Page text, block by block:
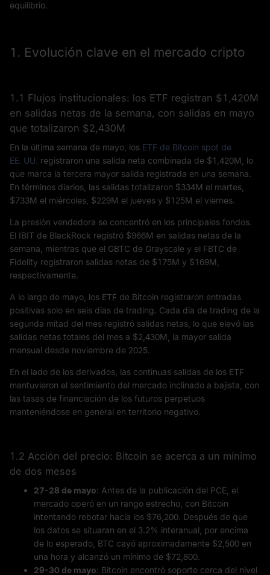
equilibrio.
1. Evolución clave en el mercado cripto
1.1 Flujos institucionales: los ETF registran $1,420M
en salidas netas de la semana, con salidas en mayo
que totalizaron $2,430M
En la última semana de mayo, los ETF de Bitcoin spot de
EE. UU. registraron una salida neta combinada de $1,420M, lo
que marca la tercera mayor salida registrada en una semana.
En términos diarios, las salidas totalizaron $334M el martes,
$733M el miércoles, $229M el jueves y $125M el viernes.
La presión vendedora se concentró en los principales fondos.
El IBIT de BlackRock registró $966M en salidas netas de la
semana, mientras que el GBTC de Grayscale y el FBTC de
Fidelity registraron salidas netas de $175M y $169M,
respectivamente.
A lo largo de mayo, los ETF de Bitcoin registraron entradas
positivas solo en seis días de trading. Cada día de trading de la
segunda mitad del mes registró salidas netas, lo que elevó las
salidas netas totales del mes a $2,430M, la mayor salida
mensual desde noviembre de 2025.
En el lado de los derivados, las continuas salidas de los ETF
mantuvieron el sentimiento del mercado inclinado a bajista, con
las tasas de financiación de los futuros perpetuos
manteniéndose en general en territorio negativo.
1.2 Acción del precio: Bitcoin se acerca a un mínimo
de dos meses
27-28 de mayo: Antes de la publicación del PCE, el
mercado operó en un rango estrecho, con Bitcoin
intentando rebotar hacia los $76,200. Después de que
los datos se situaran en el 3.2% interanual, por encima
de lo esperado, BTC cayó aproximadamente $2,500 en
una hora y alcanzó un mínimo de $72,800.
29-30 de mayo: Bitcoin encontró soporte cerca del nivel